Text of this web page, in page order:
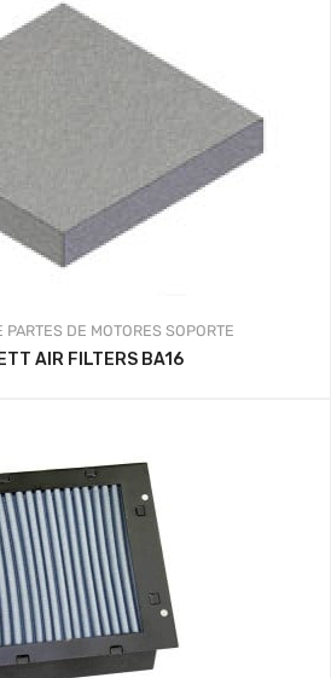
PARTES DE MOTORES SOPORTE
AIR FILTERS BA16